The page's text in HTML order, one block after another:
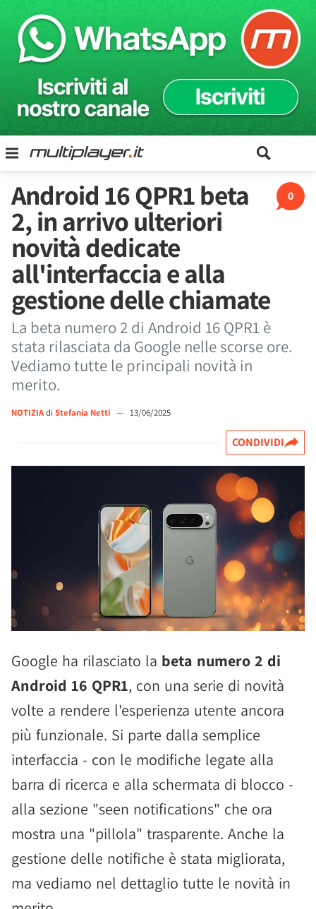
0
Android 16 QPR1 beta
2, in arrivo ulteriori
novità dedicate
all'interfaccia e alla
gestione delle chiamate
La beta numero 2 di Android 16 QPR1 è
stata rilasciata da Google nelle scorse ore.
Vediamo tutte le principali novità in
merito.
NOTIZIAdi Stefania Netti — 13/06/2025
CONDIVIDI
Google ha rilasciato la beta numero 2 di
Android 16 QPR1, con una serie di novità
volte a rendere l'esperienza utente ancora
più funzionale. Si parte dalla semplice
interfaccia - con le modifiche legate alla
barra di ricerca e alla schermata di blocco -
alla sezione "seen notifications" che ora
mostra una "pillola" trasparente. Anche la
gestione delle notifiche è stata migliorata,
ma vediamo nel dettaglio tutte le novità in